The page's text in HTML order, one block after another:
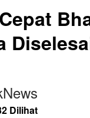
Dilihat